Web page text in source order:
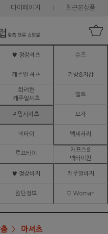
마이페이지 최근본상품
♥ 정장셔츠 슈즈
캐주얼 셔츠 가방&지갑
화려한
캐주얼셔츠
벨트
# 망사셔츠 모자
넥타이 액세서리
루프타이
커프스&
넥타이핀
♥ 정장바지 캐주얼바지
원단정보 ♡ Woman
마셔츠